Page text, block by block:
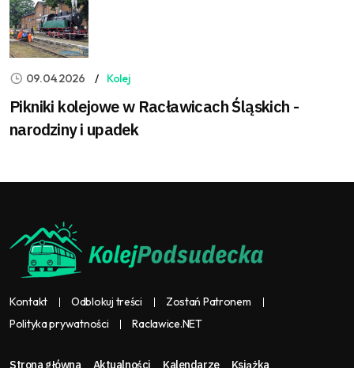
09.04.2026 Kolej
Pikniki kolejowe w Racławicach Śląskich -
narodziny i upadek
Kontakt Odblokuj treści
Zostań Patronem
Polityka prywatności
Raclawice.NET